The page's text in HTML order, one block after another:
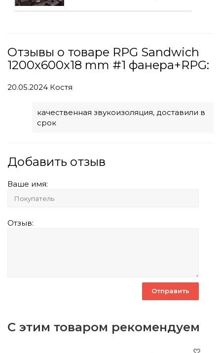
Отзывы о товаре RPG Sandwich
1200х600х18 mm #1 фанера+RPG:
20.05.2024 Костя
качественная звукоизоляция, доставили в
срок
Добавить отзыв
Ваше имя:
Отзыв:
С этим товаром рекомендуем